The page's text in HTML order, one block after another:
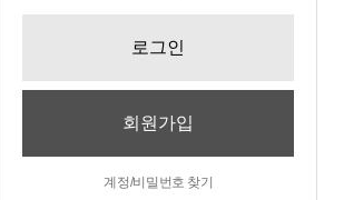
로그인
회원가입
계정/비밀번호 찾기